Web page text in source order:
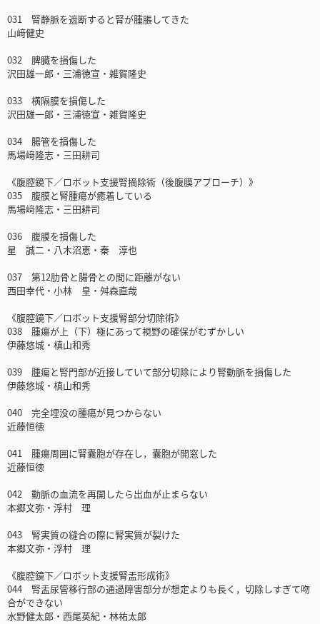
031 腎静脈を遮断すると腎が腫脹してきた
山﨑健史
032 脾臓を損傷した
沢田雄一郎・三浦徳宣・雑賀隆史
033 横隔膜を損傷した
沢田雄一郎・三浦徳宣・雑賀隆史
034 腸管を損傷した
馬場﨑隆志・三田耕司
《腹腔鏡下／ロボット支援腎摘除術（後腹膜アプローチ）》
035 腹膜と腎腫瘍が癒着している
馬場﨑隆志・三田耕司
036 腹膜を損傷した
星 誠二・八木沼恵・秦 淳也
037 第12肋骨と腸骨との間に距離がない
西田幸代・小林 皇・舛森直哉
《腹腔鏡下／ロボット支援腎部分切除術》
038 腫瘍が上（下）極にあって視野の確保がむずかしい
伊藤悠城・槙山和秀
039 腫瘍と腎門部が近接していて部分切除により腎動脈を損傷した
伊藤悠城・槙山和秀
040 完全埋没の腫瘍が見つからない
近藤恒徳
041 腫瘍周囲に腎囊胞が存在し，囊胞が開窓した
近藤恒徳
042 動脈の血流を再開したら出血が止まらない
本郷文弥・浮村 理
043 腎実質の縫合の際に腎実質が裂けた
本郷文弥・浮村 理
《腹腔鏡下／ロボット支援腎盂形成術》
044 腎盂尿管移行部の通過障害部分が想定よりも長く，切除しすぎて吻
合ができない
水野健太郎・西尾英紀・林祐太郎